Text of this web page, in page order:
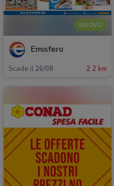
NUOVO
Emisfero
Scade il 26/08 2.2 km